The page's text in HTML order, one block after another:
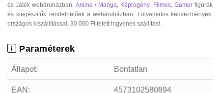
és Játék webáruházban. Anime / Manga, Képregény, Filmes, Gamerfigurák
és kiegészítők rendelhetőek a webáruházban. Folyamatos kedvezmények,
országos kiszállítással, 30 000 Ft felett ingyenes szállítás!.
Paraméterek
Állapot: Bontatlan
EAN: 4573102580894